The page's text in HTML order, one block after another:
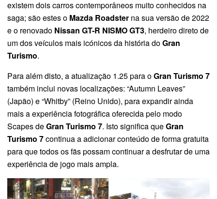
existem dois carros contemporâneos muito conhecidos na
saga; são estes o Mazda Roadster na sua versão de 2022
e o renovado Nissan GT-R NISMO GT3, herdeiro direto de
um dos veículos mais icónicos da história doGran
Turismo.
Para além disto, a atualização 1.25 para oGran Turismo 7
também inclui novas localizações: “Autumn Leaves”
(Japão) e “Whitby” (Reino Unido), para expandir ainda
mais a experiência fotográfica oferecida pelo modo
Scapes deGran Turismo 7. Isto significa queGran
Turismo 7continua a adicionar conteúdo de forma gratuita
para que todos os fãs possam continuar a desfrutar de uma
experiência de jogo mais ampla.